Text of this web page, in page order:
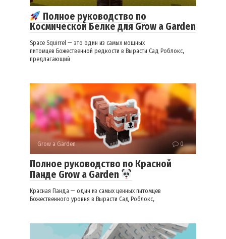
Полное руководство по
Космической Белке для Grow a Garden
Space Squirrel — это один из самых мощных
питомцев Божественной редкости в Вырасти Сад Роблокс,
предлагающий
Grow a Garden 0
Полное руководство по Красной
Панде Grow a Garden
Красная Панда — один из самых ценных питомцев
Божественного уровня в Вырасти Сад Роблокс,